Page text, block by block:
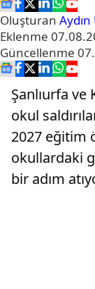
Oluşturan
Eklenme
Güncellenme
Şanlıurfa ve
okul
2027 eğitim
okullardaki
bir adım